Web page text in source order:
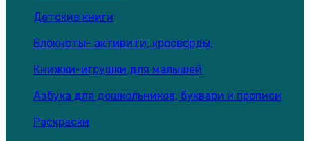
Детские книги
Блокноты- активити, кросворды,
Книжки-игрушки для малышей
Азбука для дошкольников, буквари и прописи
Раскраски